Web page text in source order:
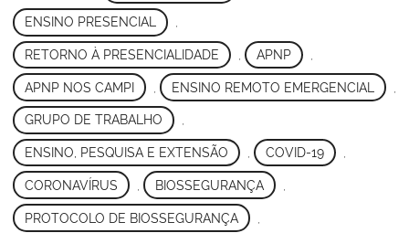
ENSINO PRESENCIAL ,
RETORNO À PRESENCIALIDADE APNP
APNP NOS CAMPI ENSINO REMOTO EMERGENCIAL
GRUPO DE TRABALHO ,
ENSINO, PESQUISA E EXTENSÃO COVID-19
CORONAVÍRUS BIOSSEGURANÇA
PROTOCOLO DE BIOSSEGURANÇA